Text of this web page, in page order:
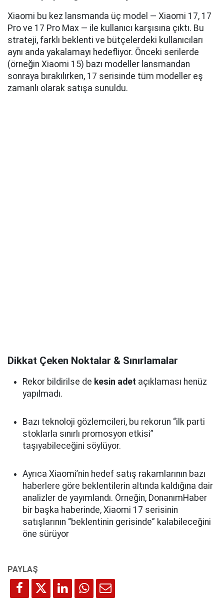
Xiaomi bu kez lansmanda üç model — Xiaomi 17, 17
Pro ve 17 Pro Max — ile kullanıcı karşısına çıktı. Bu
strateji, farklı beklenti ve bütçelerdeki kullanıcıları
aynı anda yakalamayı hedefliyor. Önceki serilerde
(örneğin Xiaomi 15) bazı modeller lansmandan
sonraya bırakılırken, 17 serisinde tüm modeller eş
zamanlı olarak satışa sunuldu.
Dikkat Çeken Noktalar & Sınırlamalar
Rekor bildirilse de kesin adet açıklaması henüz
yapılmadı.
Bazı teknoloji gözlemcileri, bu rekorun “ilk parti
stoklarla sınırlı promosyon etkisi”
taşıyabileceğini söylüyor.
Ayrıca Xiaomi’nin hedef satış rakamlarının bazı
haberlere göre beklentilerin altında kaldığına dair
analizler de yayımlandı. Örneğin, DonanımHaber
bir başka haberinde, Xiaomi 17 serisinin
satışlarının “beklentinin gerisinde” kalabileceğini
öne sürüyor